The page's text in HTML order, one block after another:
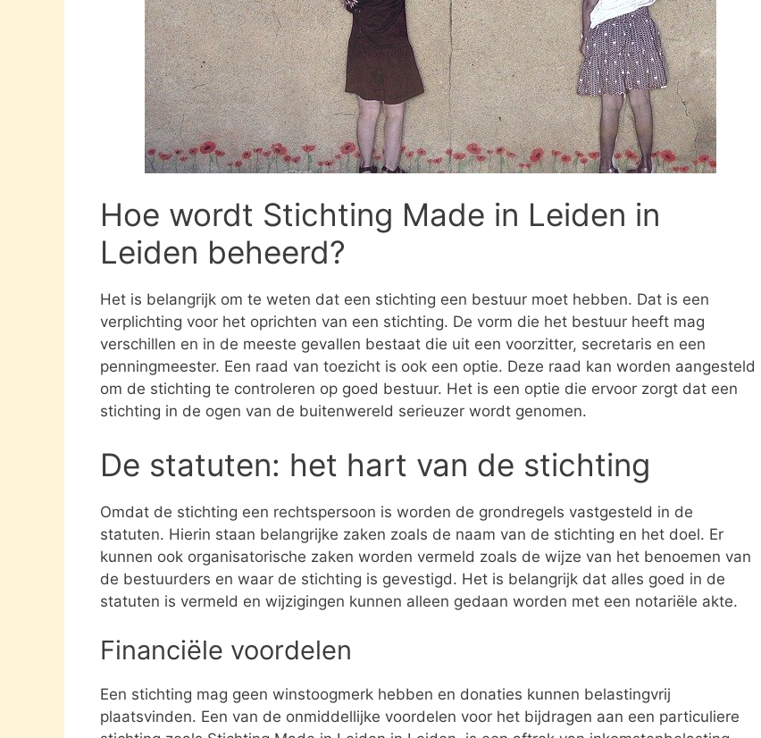
Hoe wordt Stichting Made in Leiden in
Leiden beheerd?
Het is belangrijk om te weten dat een stichting een bestuur moet hebben. Dat is een
verplichting voor het oprichten van een stichting. De vorm die het bestuur heeft mag
verschillen en in de meeste gevallen bestaat die uit een voorzitter, secretaris en een
penningmeester. Een raad van toezicht is ook een optie. Deze raad kan worden aangesteld
om de stichting te controleren op goed bestuur. Het is een optie die ervoor zorgt dat een
stichting in de ogen van de buitenwereld serieuzer wordt genomen.
De statuten: het hart van de stichting
Omdat de stichting een rechtspersoon is worden de grondregels vastgesteld in de
statuten. Hierin staan belangrijke zaken zoals de naam van de stichting en het doel. Er
kunnen ook organisatorische zaken worden vermeld zoals de wijze van het benoemen van
de bestuurders en waar de stichting is gevestigd. Het is belangrijk dat alles goed in de
statuten is vermeld en wijzigingen kunnen alleen gedaan worden met een notariële akte.
Financiële voordelen
Een stichting mag geen winstoogmerk hebben en donaties kunnen belastingvrij
plaatsvinden. Een van de onmiddellijke voordelen voor het bijdragen aan een particuliere